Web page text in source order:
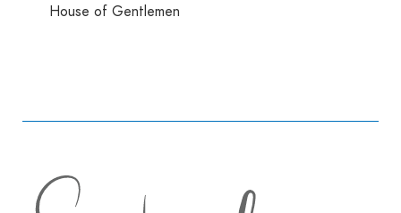
House of Gentlemen